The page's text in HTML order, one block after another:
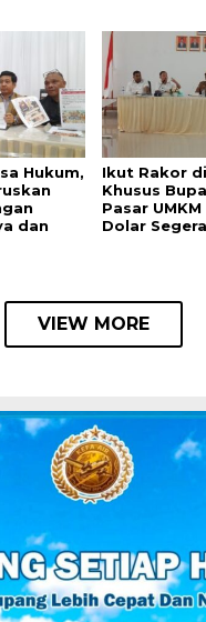
Hukum,
dan
Ikut Rakor
Khusus
Pasar
Dolar
VIEW MORE